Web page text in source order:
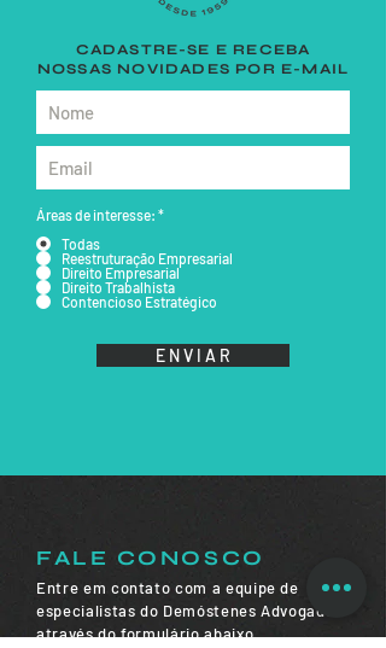
CADASTRE-SE E RECEBA
NOSSAS NOVIDADES POR E-MAIL
Áreas de interesse: *
Todas
Reestruturação Empresarial
Direito Empresarial
Direito Trabalhista
Contencioso Estratégico
E N V I A R
FALE CONOSCO
Entre em contato com a equipe de
especialistas do Demóstenes Advogados
através do formulário abaixo.